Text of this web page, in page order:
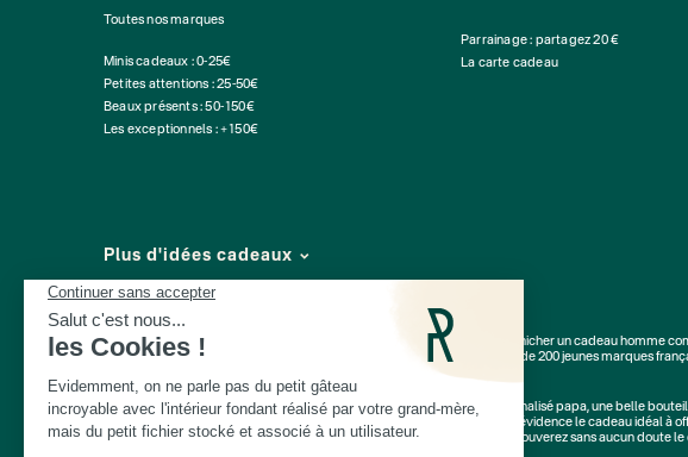
Toutes nos marques
Minis cadeaux : 0-25€
Petites attentions : 25-50€
Beaux présents : 50-150€
Les exceptionnels : +150€
Parrainage : partagez 20 €
La carte cadeau
Depuis 2014, Les Raffineurs proposent une sélection de produits pour dénicher uncadeau homme
expériences à vivre
ou à offrir à Paris, à Lyon et dans toute la France. Plus de200 jeunes marques
Unecheminée de table, unpot en céramique intelligent, unt-shirt personnalisé papa, une belle
de cadeaux
choisies avec soin, parmi lesquelles vous trouverez de toute évidence le cadeau idéal à
pendaison de crémaillère, pot de départ : qu'ils aient 30 ou 60 ans, vous trouverez sans aucun doute
Plus d'idées cadeaux